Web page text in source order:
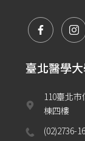
臺北醫學
110臺北
棟四樓
(02)2736-